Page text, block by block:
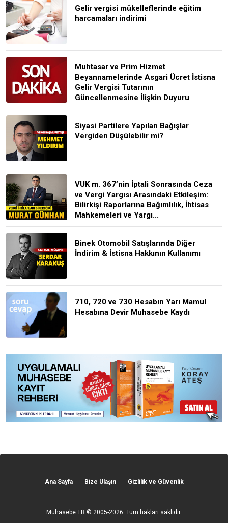
Gelir vergisi mükelleflerinde eğitim
harcamaları indirimi
Muhtasar ve Prim Hizmet
Beyannamelerinde Asgari Ücret İstisna
Gelir Vergisi Tutarının
Güncellenmesine İlişkin Duyuru
Siyasi Partilere Yapılan Bağışlar
Vergiden Düşülebilir mi?
VUK m. 367’nin İptali Sonrasında Ceza
ve Vergi Yargısı Arasındaki Etkileşim:
Bilirkişi Raporlarına Bağımlılık, İhtisas
Mahkemeleri ve Yargı...
Binek Otomobil Satışlarında Diğer
İndirim & İstisna Hakkının Kullanımı
710, 720 ve 730 Hesabın Yarı Mamul
Hesabına Devir Muhasebe Kaydı
Ana Sayfa Bize Ulaşın Gizlilik ve Güvenlik
Muhasebe TR © 2005-2026. Tüm hakları saklıdır.